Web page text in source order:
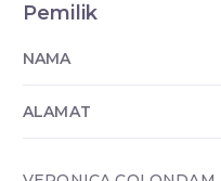
Pemilik
NAMA
ALAMAT